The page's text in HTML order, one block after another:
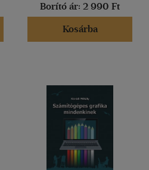
Borító ár: 2 990 Ft
Kosárba